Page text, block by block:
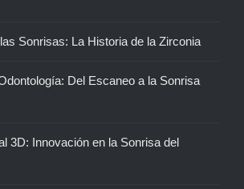
Sonrisas: La Historia de la Zirconia
Del Escaneo a la Sonrisa
3D: Innovación en la Sonrisa del